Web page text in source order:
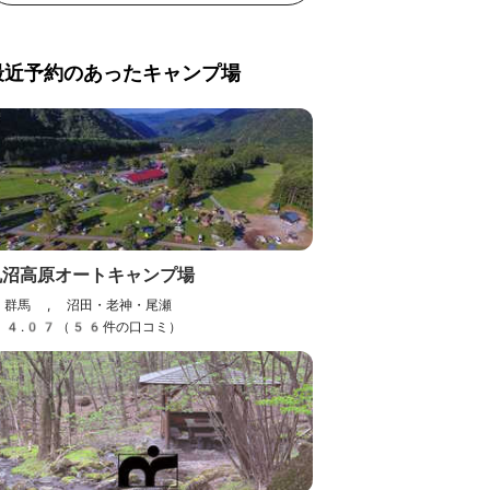
近予約のあったキャンプ場
高原オートキャンプ場
群馬 , 沼田・老神・尾瀬
4.07（56件の口コミ）